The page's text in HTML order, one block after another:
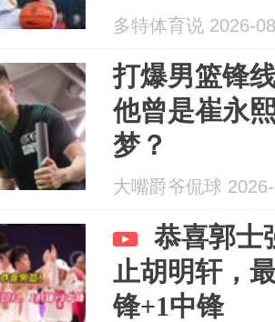
多特体育说 2026-
打爆男篮锋
他曾是崔永
梦？
大嘴爵爷侃球
恭喜郭士
止胡明轩，
锋+1中锋